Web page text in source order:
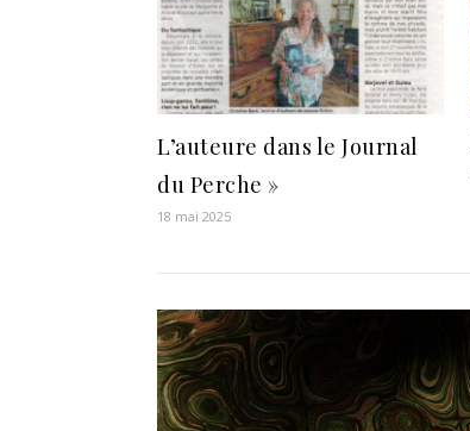
L’auteure dans le Journal
du Perche »
18 mai 2025